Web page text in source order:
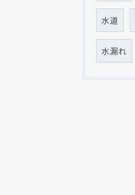
水道
水漏れ